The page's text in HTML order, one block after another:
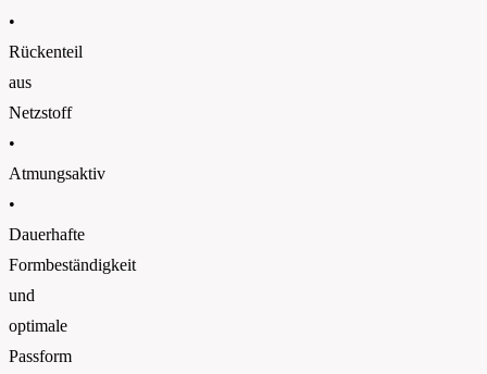
•
Rückenteil
aus
Netzstoff
•
Atmungsaktiv
•
Dauerhafte
Formbeständigkeit
und
optimale
Passform